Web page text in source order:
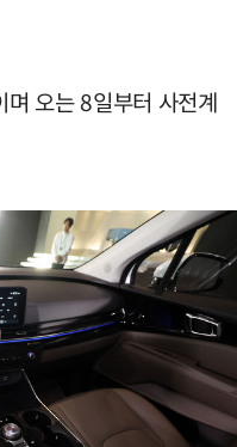
오는 8일부터 사전계